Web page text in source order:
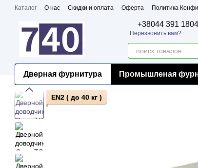
Перейти к основному контенту
Каталог О нас Скидки и оплата Оферта Политика
+38044 391 1804
Перезвонить вам?
Дверная фурнитура Промышленая
EN2 ( до 40 кг )